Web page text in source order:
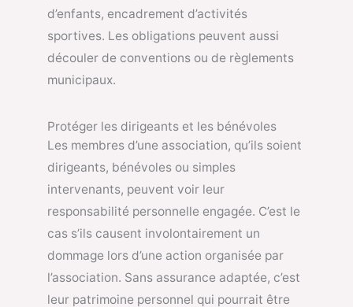
d’enfants, encadrement d’activités
sportives. Les obligations peuvent aussi
découler de conventions ou de règlements
municipaux.
Protéger les dirigeants et les bénévoles
Les membres d’une association, qu’ils soient
dirigeants, bénévoles ou simples
intervenants, peuvent voir leur
responsabilité personnelle engagée. C’est le
cas s’ils causent involontairement un
dommage lors d’une action organisée par
l’association. Sans assurance adaptée, c’est
leur patrimoine personnel qui pourrait être